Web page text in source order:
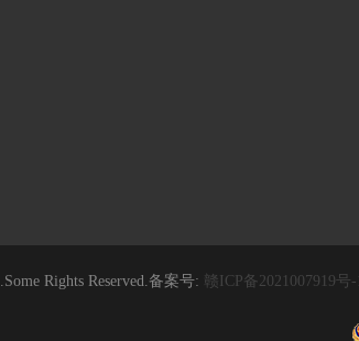
.Some Rights Reserved.备案号: 赣ICP备2021007919号-1